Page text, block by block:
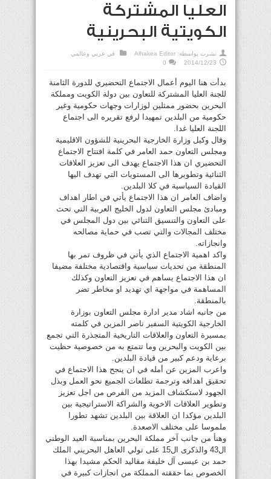
العليا المشتركة
الكويتية البحرينية
نشرت بواسطة: Alhakea Editor في عربي وعالمي
2014/12/23
0
بدأت هنا اليوم أعمال الاجتماع التحضيري للدورة الثامنة
للجنة العليا المشتركة للتعاون بين دولة الكويت ومملكة
البحرين بحضور ممثلين لوزارات وجهات حكومية وغير
حكومية من البلدين تمهيدا لرفع تقريره الى اجتماع
اللجنة العليا غدا.
وقال وكيل وزارة الخارجية البحرينية للشؤون الاقليمية
ومجلس التعاون حمد العامر في كلمة افتتاح الاجتماع
التحضيري ان هذا الاجتماع يهدف الى تعزيز العلاقات
الثنائية وتطويرها الى المستويات التي تهدف اليها
القيادة السياسية في كلا البلدين.
واضاف العامر ان هذا الاجتماع يأتي في اطار اهداف
ومبادئ مجلس التعاون لدول الخليج العربية التي تحث
على التعاون والتنسيق الثنائي بين دول المجلس في
مختلف المجالات والتي تصب في حماية مصالحه
وانجازاته.
واكد اهمية الاجتماع الذي يأتي في ظروف تمر بها
المنطقة من تحديات سياسية واقتصادية مختلفة مضيفا
ان هذا الاجتماع يساهم في تعزيز التعاون وكذلك
المساهمة في مواجهة اي تهديد او مخاطر تضر
بالمنطقة.
من جانبه اشاد مدير ادارة مجلس التعاون بوزارة
الخارجية الكويتية السفير ناصر المزين في كلمته
بمسيرة التعاون والعلاقات التاريخية المتجذرة التي تجمع
بين الكويت والبحرين وما تتمتع به من خصوصية حظيت
برعاية ودعم كبير من قيادة البلدين.
واعرب المزين عن أمله في ان ينجح هذا الاجتماع في
تحقيق اهدافه وترجمة تطلعات الجميع نحو العمل وبذل
الجهود لاستكشاف المزيد من الفرص من اجل تعزيز
وتطوير العلاقات الاخوية والشراكة الاستراتيجية بين
البلدين مؤكدا ان العلاقة بين البلدين تشهد تطورا
ملموسا على مختلف الاصعدة.
وهنأ من جانب آخر مملكة البحرين بمناسبة العيد الوطني
ال43 والذكرى ال15 على تولي العاهل البحريني الملك
حمد بن عيسى آل خليفة مقاليد الحكم مشيدا بهذا
الخصوص بما حققته المملكة من انجازات كبيرة في